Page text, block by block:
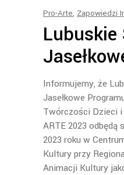
Pro-Arte, Zapowiedzi
Lubuskie
Informujemy, że
Jasełkowe
Twórczości Dzieci i
ARTE 2023 odbędą
2023 roku w
Kultury przy
Animacji Kultury